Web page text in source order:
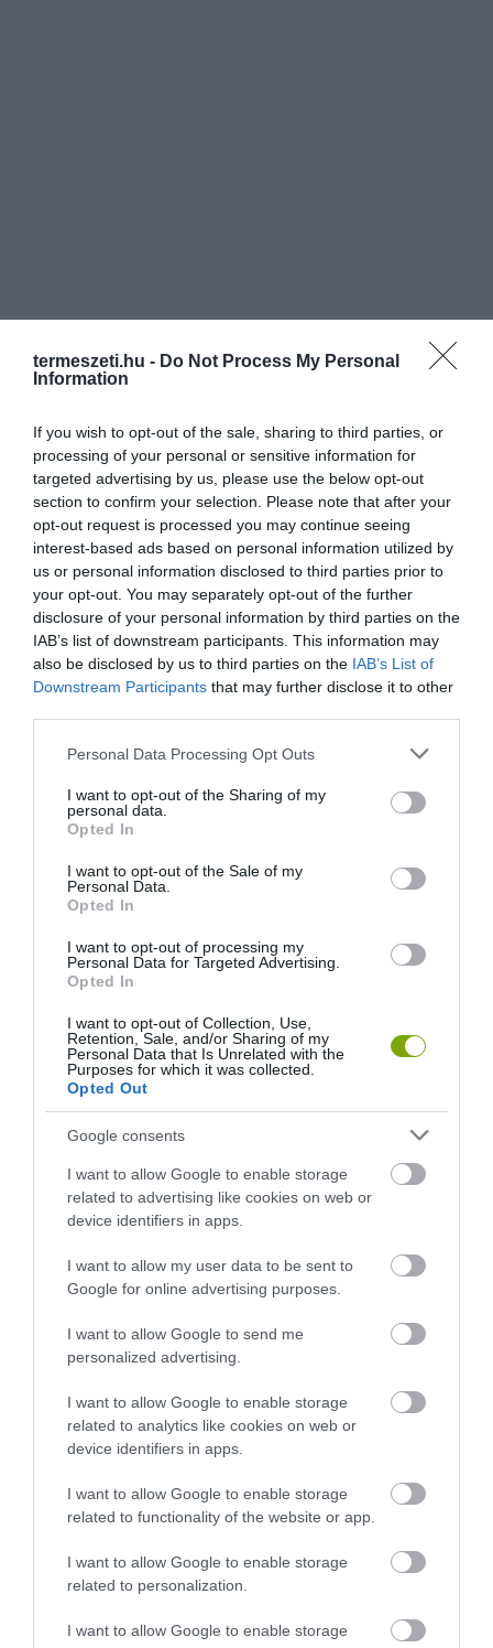
termeszeti.hu - Do Not Process My Personal
Information
If you wish to opt-out of the sale, sharing to third parties, or
processing of your personal or sensitive information for
targeted advertising by us, please use the below opt-out
section to confirm your selection. Please note that after your
opt-out request is processed you may continue seeing
interest-based ads based on personal information utilized by
us or personal information disclosed to third parties prior to
your opt-out. You may separately opt-out of the further
disclosure of your personal information by third parties on the
IAB’s list of downstream participants. This information may
also be disclosed by us to third parties on the IAB’s List of
Downstream Participants that may further disclose it to other
Please note that this website/app uses one or more Google
not limited to your visit or usage behaviour. You may click to
grant or deny consent to Google and its third-party tags to
use your data for below specified purposes in below Google
consent section.
Personal Data Processing Opt Outs
I want to opt-out of the Sharing of my
personal data.
Opted In
I want to opt-out of the Sale of my
Personal Data.
Opted In
I want to opt-out of processing my
Personal Data for Targeted Advertising.
Opted In
I want to opt-out of Collection, Use,
Retention, Sale, and/or Sharing of my
Personal Data that Is Unrelated with the
Purposes for which it was collected.
Opted Out
Google consents
I want to allow Google to enable storage
related to advertising like cookies on web or
device identifiers in apps.
I want to allow my user data to be sent to
Google for online advertising purposes.
I want to allow Google to send me
personalized advertising.
I want to allow Google to enable storage
related to analytics like cookies on web or
device identifiers in apps.
I want to allow Google to enable storage
related to functionality of the website or app.
I want to allow Google to enable storage
related to personalization.
I want to allow Google to enable storage
ELŐZŐ CIKK
RENGETEGEN EHETTEK A KOSZOS KIFLIBŐL
KÖVETKEZŐ CIKK
FENYŐTOBOZOKKAL EMELJÜK AZ ÜNNEP FÉNYÉT – 10
HASONLÓ ÉRDEKESSÉGEK
EGY ELSÜLLYEDT HAJÓ
TEXTILJEI ÚJRA ÖSSZEÁLLTAK:
TENGERT
NEM MINDENKI MENEKÜLT
SEGÍTENI PRÓBÁLT
2026-06-23
DAVID ATTENBOROUGH 100
MEGTANÍTOTTA A VILÁGNAK,
AZ OKOZTA A RÁKOT